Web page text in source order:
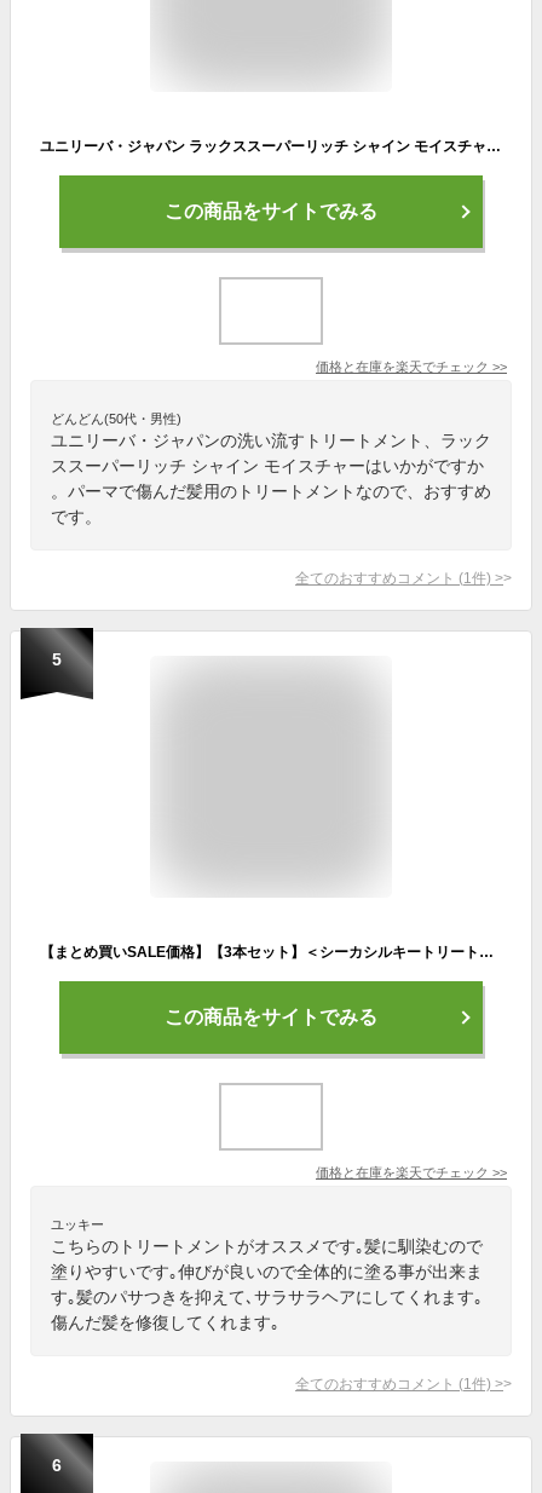
ユニリーバ・ジャパン ラックススーパーリッチ シャイン モイスチャー とろとろ 保湿 トリートメント300g| ヘアトリートメント ダメージケア ヘアマスク 傷んだ髪 トリートメント 洗い流すトリートメント 保湿 ツヤ
この商品をサイトでみる
価格と在庫を楽天でチェック >>
どんどん(50代・男性)
ユニリーバ・ジャパンの洗い流すトリートメント、ラック
ススーパーリッチ シャイン モイスチャーはいかがですか
。パーマで傷んだ髪用のトリートメントなので、おすすめ
です。
全てのおすすめコメント (1 件) >
5
【まとめ買いSALE価格】【3本セット】＜シーカシルキートリートメント280g×3本セット＞ ヘアトリートメント 洗い流すトリートメント ヘアケア ダメージケア ケラチンオイル アルガンオイル 美容院 美容室 ヘアサロン トリートメント サロントリートメント
この商品をサイトでみる
価格と在庫を楽天でチェック >>
ユッキー
こちらのトリートメントがオススメです｡髪に馴染むので
塗りやすいです｡伸びが良いので全体的に塗る事が出来ま
す｡髪のパサつきを抑えて､サラサラヘアにしてくれます｡
傷んだ髪を修復してくれます｡
全てのおすすめコメント (1 件) >
6